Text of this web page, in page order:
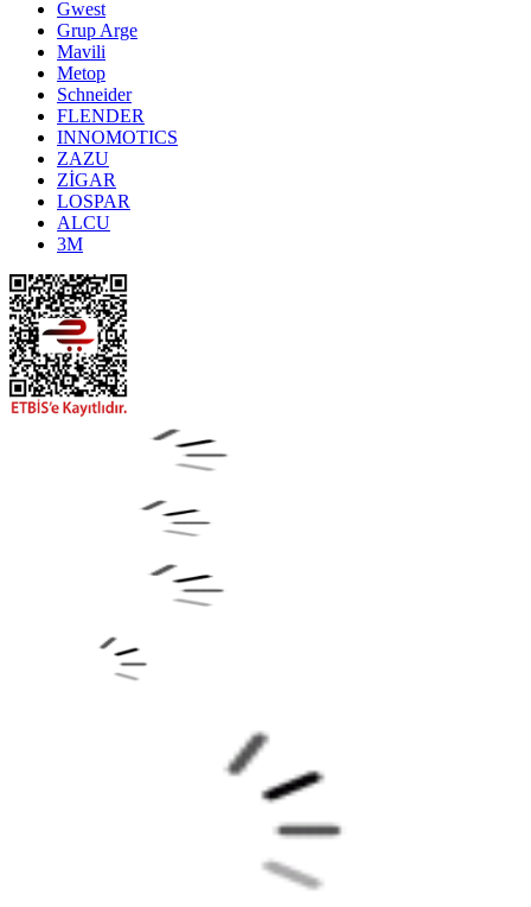
Gwest
Grup Arge
Mavili
Metop
Schneider
FLENDER
INNOMOTICS
ZAZU
ZİGAR
LOSPAR
ALCU
3M